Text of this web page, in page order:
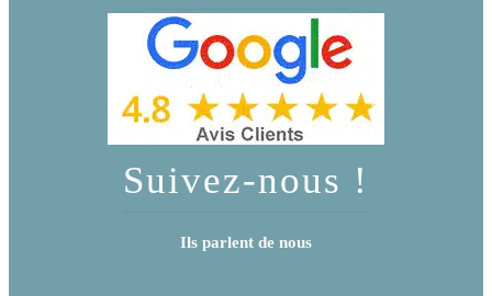
Suivez-nous !
Ils parlent de nous